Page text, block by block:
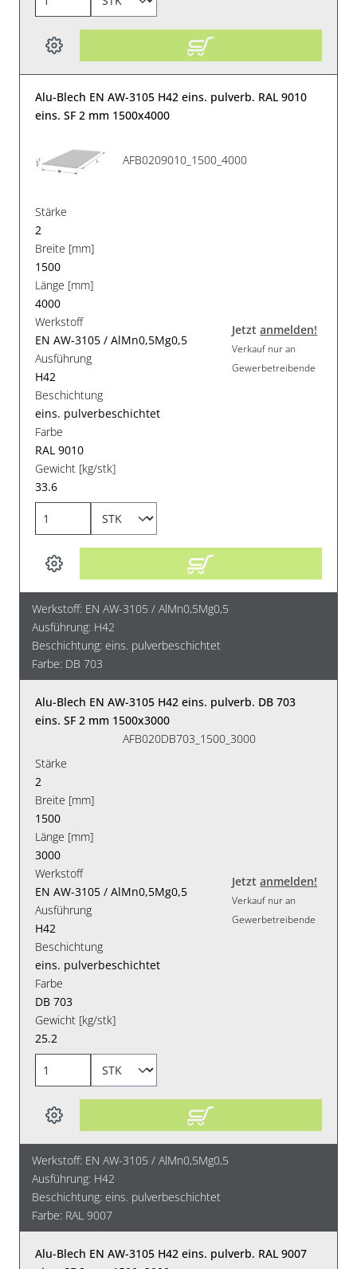
Alu-Blech EN AW-3105 H42 eins. pulverb. RAL 9010
eins. SF 2 mm 1500x4000
AFB0209010_1500_4000
Stärke
2
Breite [mm]
1500
Länge [mm]
4000
Werkstoff
EN AW-3105 / AlMn0,5Mg0,5
Ausführung
H42
Beschichtung
eins. pulverbeschichtet
Farbe
RAL 9010
Gewicht [kg/stk]
33.6
Jetztanmelden!
Verkauf nur an
Gewerbetreibende
Werkstoff: EN AW-3105 / AlMn0,5Mg0,5
Ausführung: H42
Beschichtung: eins. pulverbeschichtet
Farbe: DB 703
Alu-Blech EN AW-3105 H42 eins. pulverb. DB 703
eins. SF 2 mm 1500x3000
AFB020DB703_1500_3000
Stärke
2
Breite [mm]
1500
Länge [mm]
3000
Werkstoff
EN AW-3105 / AlMn0,5Mg0,5
Ausführung
H42
Beschichtung
eins. pulverbeschichtet
Farbe
DB 703
Gewicht [kg/stk]
25.2
Jetztanmelden!
Verkauf nur an
Gewerbetreibende
Werkstoff: EN AW-3105 / AlMn0,5Mg0,5
Ausführung: H42
Beschichtung: eins. pulverbeschichtet
Farbe: RAL 9007
Alu-Blech EN AW-3105 H42 eins. pulverb. RAL 9007